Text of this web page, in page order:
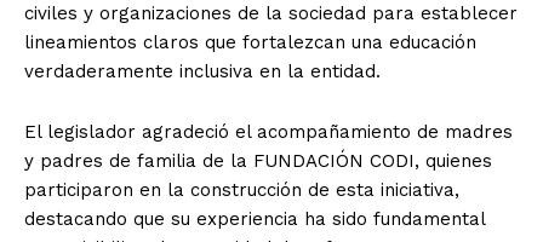
civiles y organizaciones de la sociedad para establecer
lineamientos claros que fortalezcan una educación
verdaderamente inclusiva en la entidad.
El legislador agradeció el acompañamiento de madres
y padres de familia de la FUNDACIÓN CODI, quienes
participaron en la construcción de esta iniciativa,
destacando que su experiencia ha sido fundamental